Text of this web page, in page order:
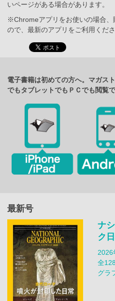
いページがある場合があります。
※Chromeアプリをお使いの場合
ので、最新のアプリをご利用くださ
電子書籍は初めての方へ。マガス
でもタブレットでもＰＣでも閲覧で
最新号
ナ
ク
2026
全
グラ